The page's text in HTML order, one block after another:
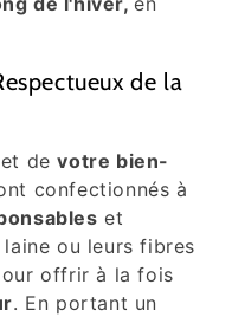
de la
et devotre bien-
confectionnés à
et
ou leurs fibres
offrir à la fois
. En portant un